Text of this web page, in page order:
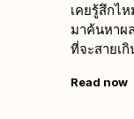
เคยรู้สึกไ
มาค้นหาผ
ที่จะสายเ
Read now